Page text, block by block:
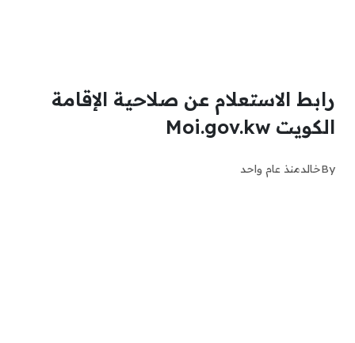
رابط الاستعلام عن صلاحية الإقامة
الكويت Moi.gov.kw
Byخالدمنذ عام واحد